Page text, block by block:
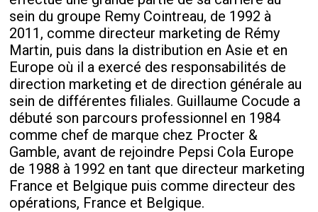
sein du groupe Remy Cointreau, de 1992 à
2011, comme directeur marketing de Rémy
Martin, puis dans la distribution en Asie et en
Europe où il a exercé des responsabilités de
direction marketing et de direction générale au
sein de différentes filiales. Guillaume Cocude a
débuté son parcours professionnel en 1984
comme chef de marque chez Procter &
Gamble, avant de rejoindre Pepsi Cola Europe
de 1988 à 1992 en tant que directeur marketing
France et Belgique puis comme directeur des
opérations, France et Belgique.